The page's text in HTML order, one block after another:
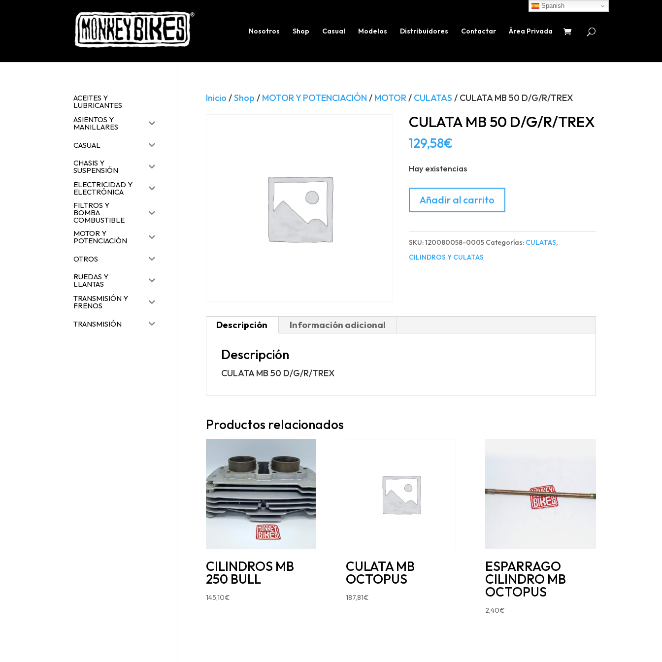
Nosotros Shop Casual Modelos Distribuidores Contactar Área Privada
productos
Inicio /Shop / MOTOR Y POTENCIACIÓN / MOTOR/ CULATAS / CULATA MB 50 D/G/R/TREX
CULATA MB 50 D/G/R/TREX
129,58€
Hay existencias
CULATA
MB
D/G/R/TREX
cantidad
Añadir al carrito
SKU:120080058-0005 Categorías: CULATAS,
CILINDROS Y CULATAS
Descripción Información adicional
Descripción
CULATA MB 50 D/G/R/TREX
Productos relacionados
CILINDROS MB
250 BULL
145,10€
CULATA MB
OCTOPUS
187,81€
ESPARRAGO
CILINDRO MB
OCTOPUS
2,40€
ACEITES Y
LUBRICANTES
ASIENTOS Y
MANILLARES
CASUAL
CHASIS Y
SUSPENSIÓN
ELECTRICIDAD Y
ELECTRÓNICA
FILTROS Y
BOMBA
COMBUSTIBLE
MOTOR Y
POTENCIACIÓN
OTROS
RUEDAS Y
LLANTAS
TRANSMISIÓN Y
FRENOS
TRANSMISIÓN
Spanish